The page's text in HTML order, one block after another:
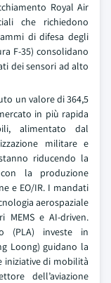
Royal Air
che richiedono
di difesa degli
F-35) consolidano
dei sensori ad alto
un valore di 364,5
in più rapida
alimentato dal
militare e
riducendo la
la produzione
e EO/IR. I mandati
aerospaziale
MEMS e AI-driven.
(PLA) investe in
Loong) guidano la
iniziative di mobilità
dell’aviazione